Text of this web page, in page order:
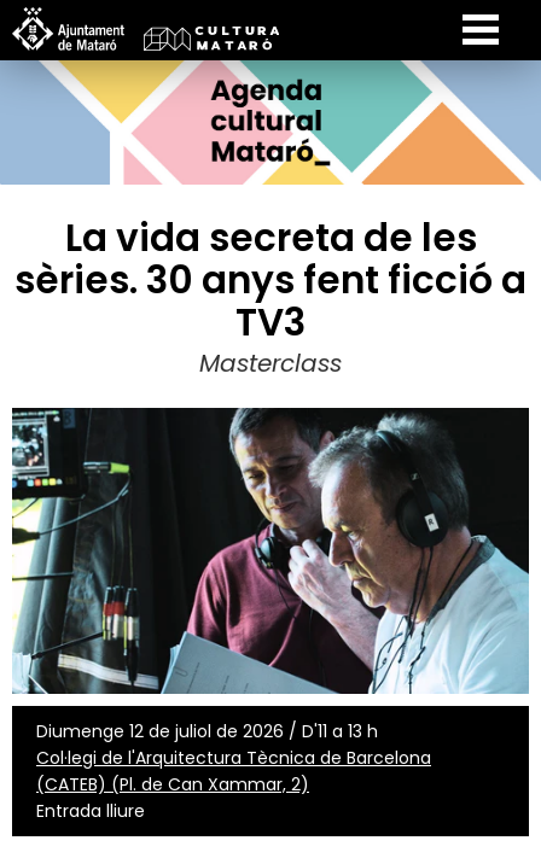
La vida secreta de les
sèries. 30 anys fent ficció a
TV3
Masterclass
Diumenge 12 de juliol de 2026 / D'11 a 13 h
Col·legi de l'Arquitectura Tècnica de Barcelona
(CATEB) (Pl. de Can Xammar, 2)
Entrada lliure